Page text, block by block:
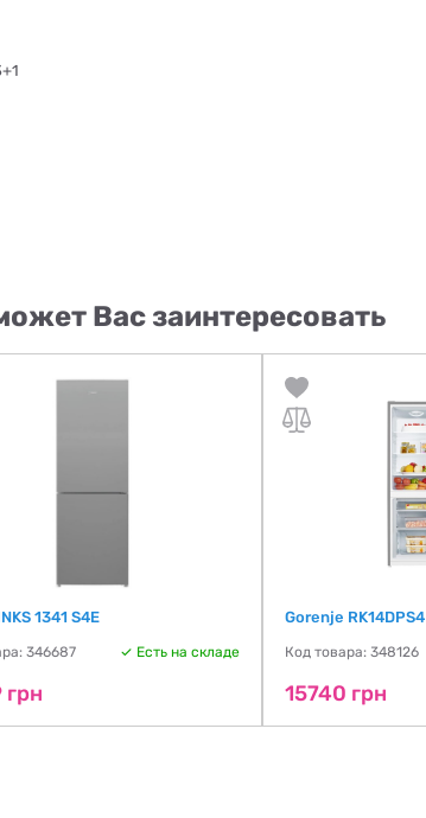
Вас заинтересовать
1341 S4E
346687 Есть на складе
грн
Gorenje RK14DPS4
Код товара: 348126
15740 грн